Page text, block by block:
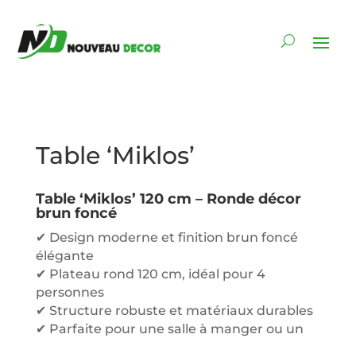
Table ‘Miklos’
Table ‘Miklos’ 120 cm – Ronde décor
brun foncé
✔ Design moderne et finition brun foncé
élégante
✔ Plateau rond 120 cm, idéal pour 4
personnes
✔ Structure robuste et matériaux durables
✔ Parfaite pour une salle à manger ou un